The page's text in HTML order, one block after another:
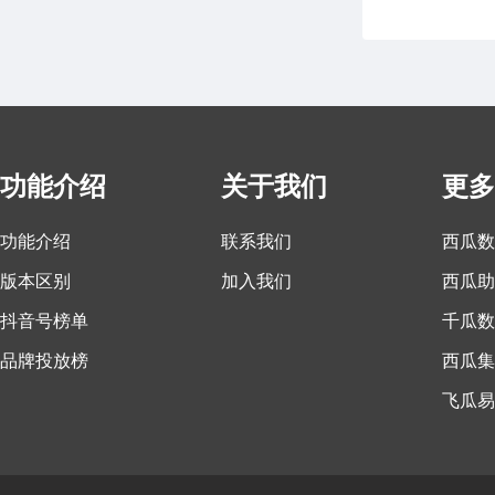
功能介绍
功能介绍
版本区别
抖音号榜单
品牌投放榜
关于我们
联系我们
加入我们
更
西瓜
西瓜
千瓜
西瓜集
飞瓜